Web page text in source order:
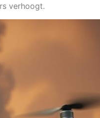
verhoogt.